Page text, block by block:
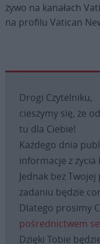
żywo na kanałach
na profilu Vatican
Drogi Czytelniku,
cieszymy się, że
tu dla Ciebie!
Każdego dnia
informacje z życia
Jednak bez
zadaniu będzie
Dlatego prosimy
pośrednictwem
Dzięki Tobie